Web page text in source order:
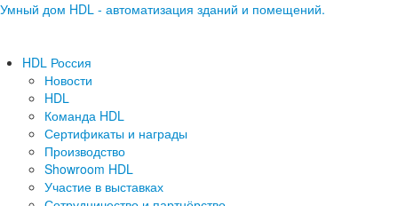
Умный дом HDL - автоматизация зданий и помещений.
HDL Россия
Новости
HDL
Команда HDL
Сертификаты и награды
Производство
Showroom HDL
Участие в выставках